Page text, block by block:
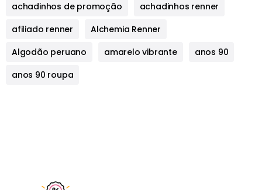
achadinhos de promoção
achadinhos renner
afiliado renner
Alchemia Renner
Algodão peruano
amarelo vibrante
anos 90
anos 90 roupa